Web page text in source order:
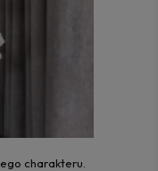
charakteru.